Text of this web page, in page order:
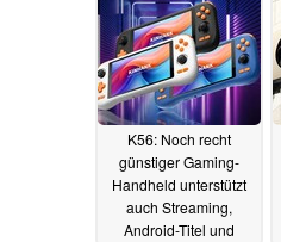
K56: Noch recht
günstiger Gaming-
Handheld unterstützt
auch Streaming,
Android-Titel und